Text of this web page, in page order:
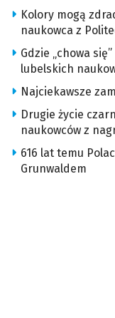
Kolory mogą
naukowca z
Gdzie „chowa
lubelskich
Najciekawsze
Drugie życie
naukowców z
616 lat temu
Grunwaldem